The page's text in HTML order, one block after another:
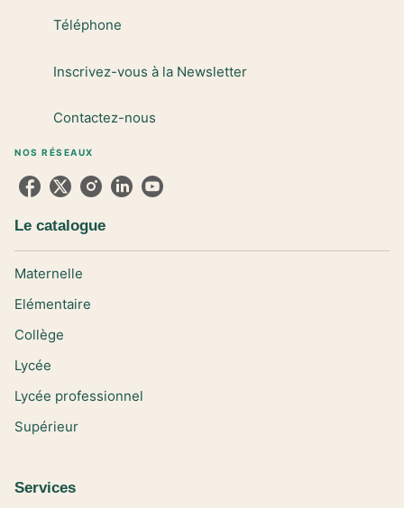
Téléphone
Inscrivez-vous à la Newsletter
Contactez-nous
NOS RÉSEAUX
Le catalogue
Maternelle
Elémentaire
Collège
Lycée
Lycée professionnel
Supérieur
Services